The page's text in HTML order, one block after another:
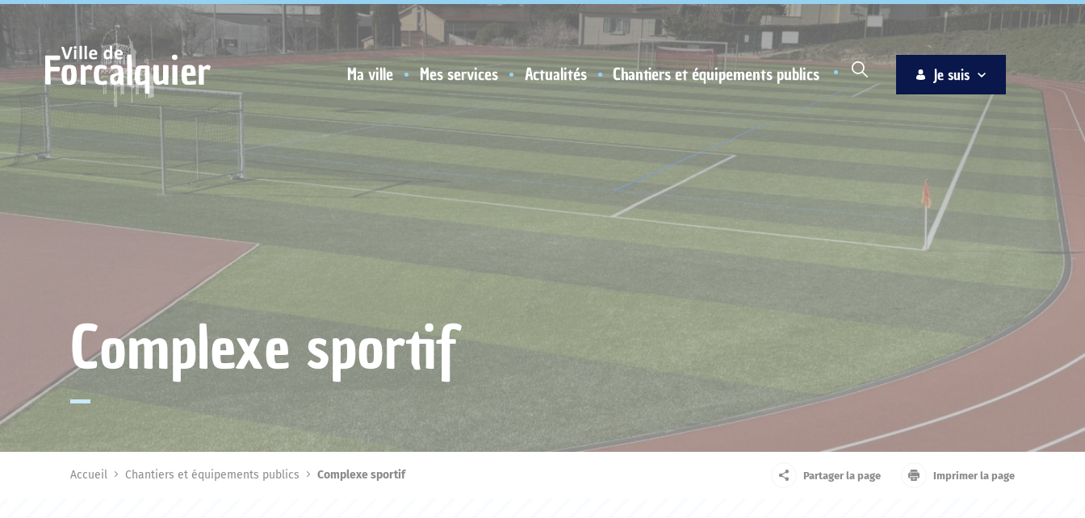
Ma ville Mes services Actualités Chantiers et équipements publics Je suis
Habitant
Associations
Jeune
Nouvel
Touriste
Complexe sportif
Accueil Chantiers et équipements publics Complexe sportif Partager la page Imprimer la page
Cookies management panel